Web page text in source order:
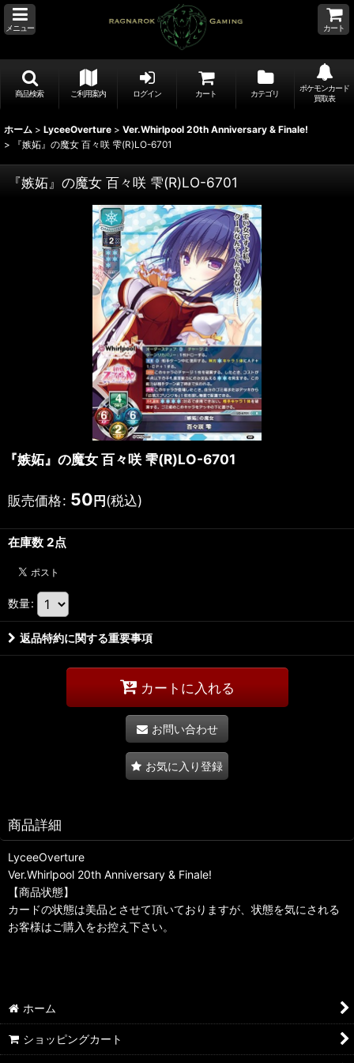
メニュー カート
商品検索 ご利用案内 ログイン カート カテゴリ
ポケモンカード
買取表
ホーム > LyceeOverture > Ver.Whirlpool 20th Anniversary & Finale!
>
『嫉妬』の魔女 百々咲 雫(R)LO-6701
『嫉妬』の魔女 百々咲 雫(R)LO-6701
『嫉妬』の魔女 百々咲 雫(R)LO-6701
販売価格: 50 円 (税込)
在庫数 2点
数量:
返品特約に関する重要事項
カートに入れる
お問い合わせ
お気に入り登録
商品詳細
LyceeOverture
Ver.Whirlpool 20th Anniversary & Finale!
【商品状態】
カードの状態は美品とさせて頂いておりますが、状態を気にされる
お客様はご購入をお控え下さい。
ホーム
ショッピングカート